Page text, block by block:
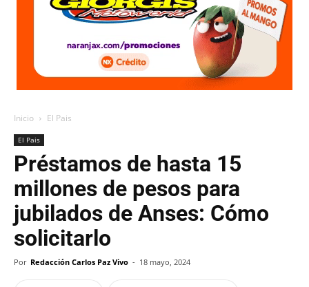
Inicio El Pais
El Pais
Préstamos de hasta 15
millones de pesos para
jubilados de Anses: Cómo
solicitarlo
Por Redacción Carlos Paz Vivo - 18 mayo, 2024